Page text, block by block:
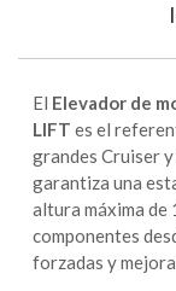
El Elevador de
LIFT es el
grandes Cruiser
garantiza una
altura máxima de
componentes
forzadas y